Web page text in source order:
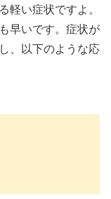
い症状ですよ。
早いです。症状が
、以下のような応